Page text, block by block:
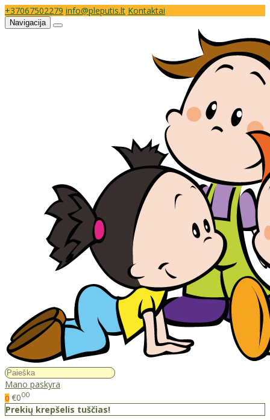
+37067502279 info@pleputis.lt Kontaktai
Navigacija
Mano paskyra
0 €000
Prekių krepšelis tuščias!